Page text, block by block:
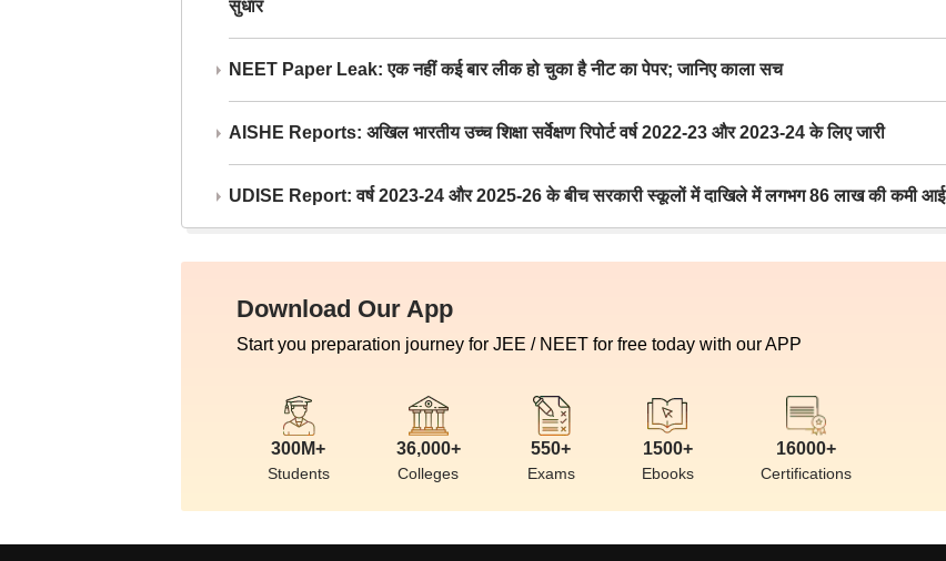
सुधार
NEET Paper Leak: एक नहीं कई बार लीक हो चुका है नीट का पेपर; जानिए काला सच
AISHE Reports: अखिल भारतीय उच्च शिक्षा सर्वेक्षण रिपोर्ट वर्ष 2022-23 और 2023-24 के लिए जारी
UDISE Report: वर्ष 2023-24 और 2025-26 के बीच सरकारी स्कूलों में दाखिले में लगभग 86 लाख की कमी आई
Download Our App
Start you preparation journey for JEE / NEET for free today with our APP
300M+
Students
36,000+
Colleges
550+
Exams
1500+
Ebooks
16000+
Certifications